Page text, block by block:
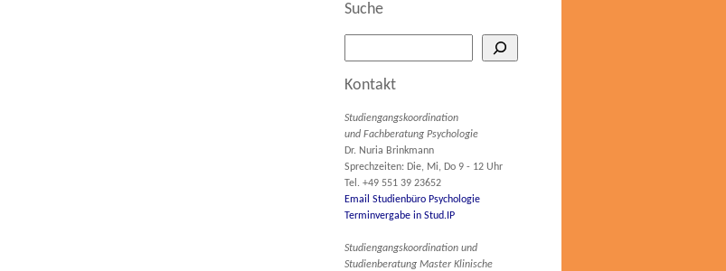
Suche
Kontakt
Studiengangskoordination
und Fachberatung Psychologie
Dr. Nuria Brinkmann
Sprechzeiten: Die, Mi, Do 9 - 12 Uhr
Tel. +49 551 39 23652
Email Studienbüro Psychologie
Terminvergabe in Stud.IP
Studiengangskoordination und
Studienberatung Master Klinische